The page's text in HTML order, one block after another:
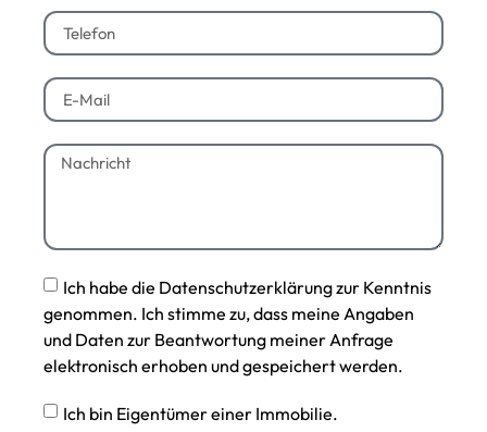
Ich habe die Datenschutzerklärung zur Kenntnis
genommen. Ich stimme zu, dass meine Angaben
und Daten zur Beantwortung meiner Anfrage
elektronisch erhoben und gespeichert werden.
Ich bin Eigentümer einer Immobilie.